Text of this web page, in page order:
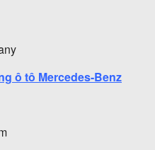
ô tô Mercedes-Benz